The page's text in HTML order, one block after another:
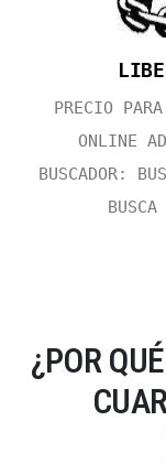
PRECIO
ONLINE
BUSCADOR:
¿POR